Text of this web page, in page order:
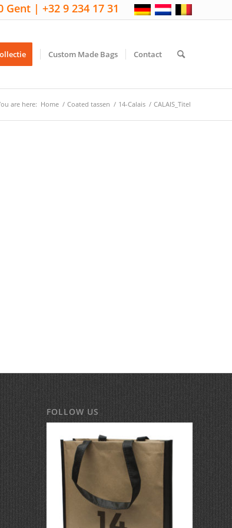
| +32 9 234 17 31
Custom Made Bags Contact
are here: Home / Coated tassen / 14-Calais / CALAIS_Titel
FOLLOW US